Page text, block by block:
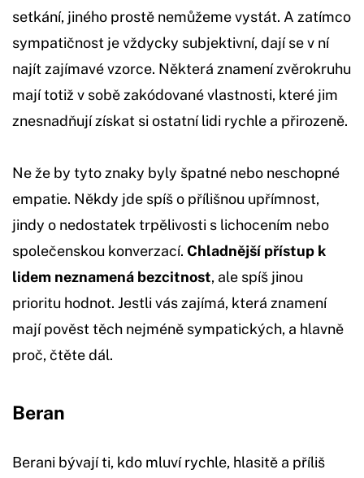
setkání, jiného prostě nemůžeme vystát. A zatímco
sympatičnost je vždycky subjektivní, dají se v ní
najít zajímavé vzorce. Některá znamení zvěrokruhu
mají totiž v sobě zakódované vlastnosti, které jim
znesnadňují získat si ostatní lidi rychle a přirozeně.
Ne že by tyto znaky byly špatné nebo neschopné
empatie. Někdy jde spíš o přílišnou upřímnost,
jindy o nedostatek trpělivosti s lichocením nebo
společenskou konverzací. Chladnější přístup k
lidem neznamená bezcitnost, ale spíš jinou
prioritu hodnot. Jestli vás zajímá, která znamení
mají pověst těch nejméně sympatických, a hlavně
proč, čtěte dál.
Beran
Berani bývají ti, kdo mluví rychle, hlasitě a příliš